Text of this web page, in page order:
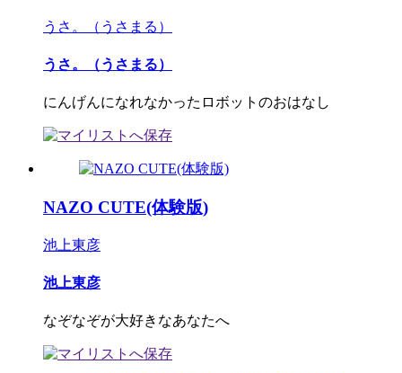
うさ。（うさまる）
うさ。（うさまる）
にんげんになれなかったロボットのおはなし
NAZO CUTE(体験版)
池上東彦
池上東彦
なぞなぞが大好きなあなたへ